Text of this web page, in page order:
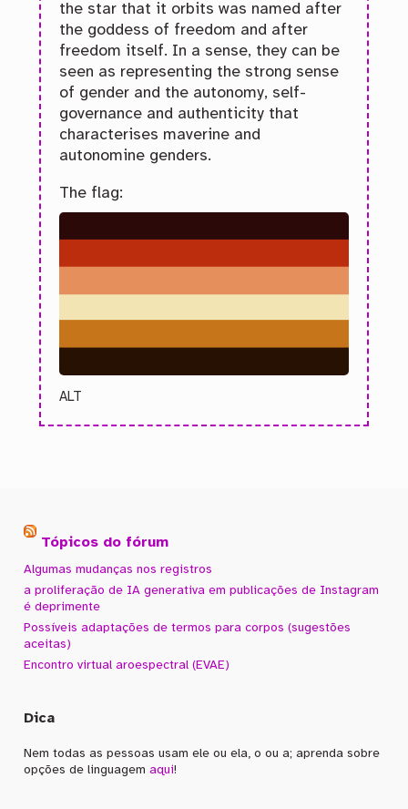
the star that it orbits was named after
the goddess of freedom and after
freedom itself. In a sense, they can be
seen as representing the strong sense
of gender and the autonomy, self-
governance and authenticity that
characterises maverine and
autonomine genders.
The flag:
ALT
Tópicos do fórum
Algumas mudanças nos registros
a proliferação de IA generativa em publicações de Instagram
é deprimente
Possíveis adaptações de termos para corpos (sugestões
aceitas)
Encontro virtual aroespectral (EVAE)
Dica
Nem todas as pessoas usam ele ou ela, o ou a; aprenda sobre
opções de linguagemaqui!